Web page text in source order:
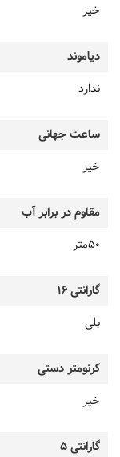
خیر
دیاموند
ندارد
ساعت جهانی
خیر
مقاوم در برابر آب
50متر
گارانتی 16
بلی
کرنومتر دستی
خیر
گارانتی 5